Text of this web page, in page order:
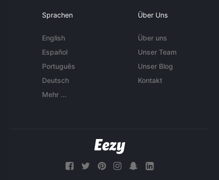
Sprachen
English
Español
Português
Deutsch
Mehr ...
Über Uns
Über uns
Unser Team
Unser Blog
Kontakt